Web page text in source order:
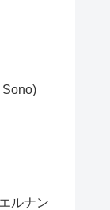
Sono)
ルナン